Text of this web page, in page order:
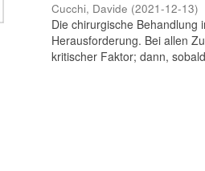
Cucchi, Davide (2021-12-13)
Die chirurgische
Herausforderung. Bei allen
kritischer Faktor; dann,